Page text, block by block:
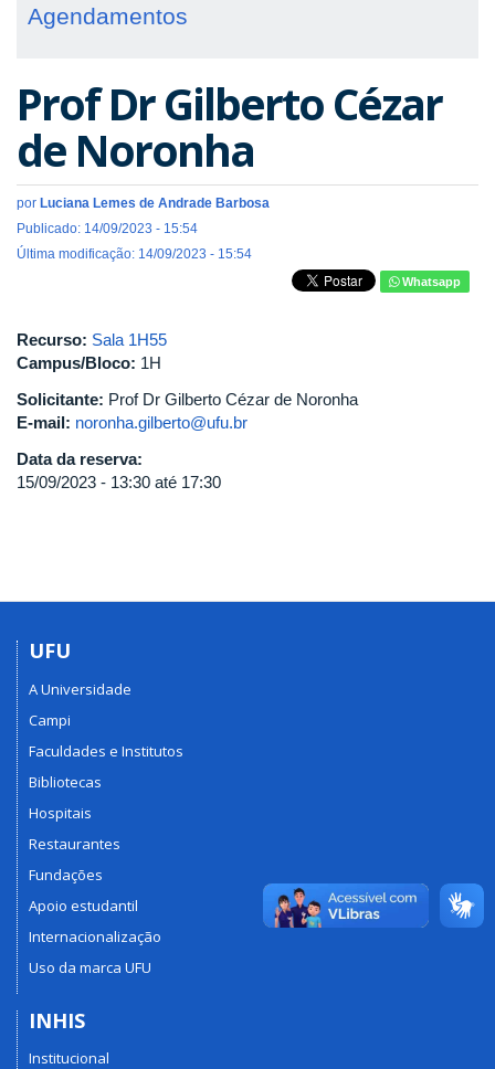
Agendamentos
Prof Dr Gilberto Cézar
de Noronha
por Luciana Lemes de Andrade Barbosa
Publicado: 14/09/2023 - 15:54
Última modificação: 14/09/2023 - 15:54
Whatsapp
Recurso: Sala 1H55
Campus/Bloco: 1H
Solicitante: Prof Dr Gilberto Cézar de Noronha
E-mail: noronha.gilberto@ufu.br
Data da reserva:
15/09/2023 - 13:30 até 17:30
UFU
A Universidade
Campi
Faculdades e Institutos
Bibliotecas
Hospitais
Restaurantes
Fundações
Apoio estudantil
Internacionalização
Uso da marca UFU
INHIS
Institucional